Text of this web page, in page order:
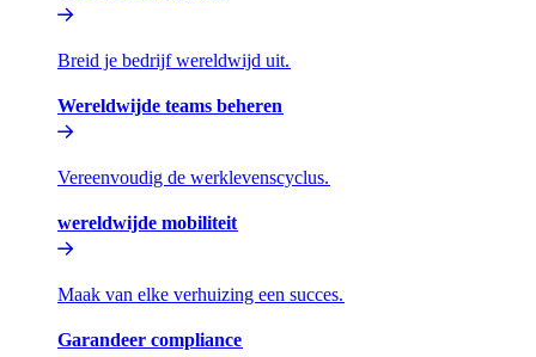
Breid je bedrijf wereldwijd uit.​​
Wereldwijde teams beheren​​
Vereenvoudig de werklevenscyclus.​​
wereldwijde mobiliteit​​
Maak van elke verhuizing een succes.​​
Garandeer compliance​​